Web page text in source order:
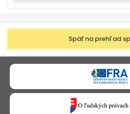
Späť na prehľad